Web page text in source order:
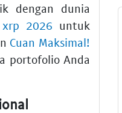
dengan dunia
2026 untuk
Cuan Maksimal!
portofolio Anda